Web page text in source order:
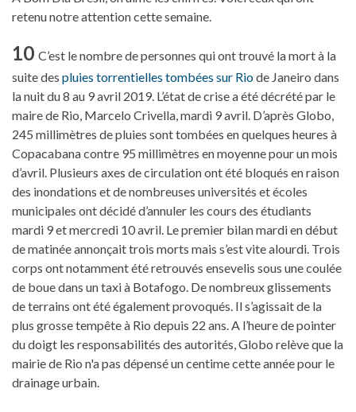
retenu notre attention cette semaine.
10 C’est le nombre de personnes qui ont trouvé la mort à la
suite des pluies torrentielles tombées sur Riode Janeiro dans
la nuit du 8 au 9 avril 2019. L’état de crise a été décrété par le
maire de Rio, Marcelo Crivella, mardi 9 avril. D’après Globo,
245 millimètres de pluies sont tombées en quelques heures à
Copacabana contre 95 millimètres en moyenne pour un mois
d’avril. Plusieurs axes de circulation ont été bloqués en raison
des inondations et de nombreuses universités et écoles
municipales ont décidé d’annuler les cours des étudiants
mardi 9 et mercredi 10 avril. Le premier bilan mardi en début
de matinée annonçait trois morts mais s’est vite alourdi. Trois
corps ont notamment été retrouvés ensevelis sous une coulée
de boue dans un taxi à Botafogo. De nombreux glissements
de terrains ont été également provoqués. Il s’agissait de la
plus grosse tempête à Rio depuis 22 ans. A l’heure de pointer
du doigt les responsabilités des autorités, Globo relève que la
mairie de Rio n'a pas dépensé un centime cette année pour le
drainage urbain.